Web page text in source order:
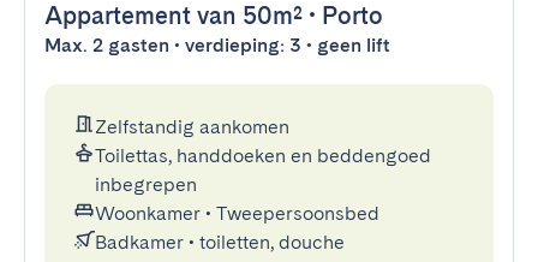
Appartement van 50m² • Porto
Max. 2 gasten • verdieping: 3 • geen lift
Zelfstandig aankomen
Toilettas, handdoeken en beddengoed
inbegrepen
Woonkamer • Tweepersoonsbed
Badkamer • toiletten, douche